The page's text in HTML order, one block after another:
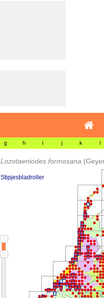
g h i j k l
Lozotaeniodes formosana
Stipjesbladroller